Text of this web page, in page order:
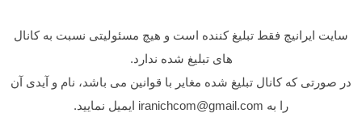
سایت ایرانیچ فقط تبلیغ کننده است و هیچ مسئولیتی نسبت به کانال
های تبلیغ شده ندارد.
در صورتی که کانال تبلیغ شده مغایر با قوانین می باشد، نام و آیدی آن
را به iranichcom@gmail.com ایمیل نمایید.